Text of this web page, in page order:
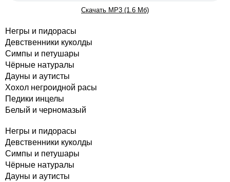
Скачать MP3 (1.6 Мб)
Негры и пидорасы
Девственники куколды
Симпы и петушары
Чёрные натуралы
Дауны и аутисты
Хохол негроидной расы
Педики инцелы
Белый и черномазый
Негры и пидорасы
Девственники куколды
Симпы и петушары
Чёрные натуралы
Дауны и аутисты